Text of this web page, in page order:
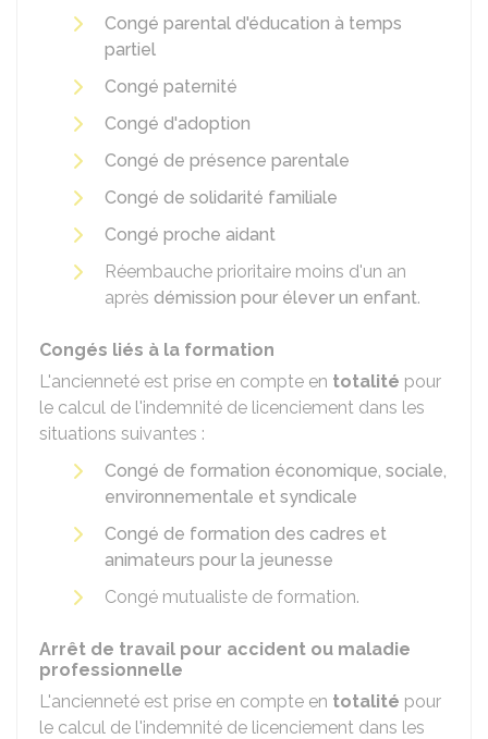
Congé parental d'éducation à temps
partiel
Congé paternité
Congé d'adoption
Congé de présence parentale
Congé de solidarité familiale
Congé proche aidant
Réembauche prioritaire moins d'un an
après démission pour élever un enfant.
Congés liés à la formation
L'ancienneté est prise en compte en totalité pour
le calcul de l'indemnité de licenciement dans les
situations suivantes :
Congé de formation économique, sociale,
environnementale et syndicale
Congé de formation des cadres et
animateurs pour la jeunesse
Congé mutualiste de formation.
Arrêt de travail pour accident ou maladie
professionnelle
L'ancienneté est prise en compte en totalité pour
le calcul de l'indemnité de licenciement dans les